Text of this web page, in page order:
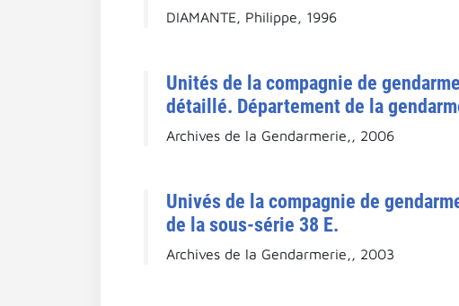
DIAMANTE, Philippe, 1996
Unités de la compagnie de
détaillé. Département de la
Archives de la Gendarmerie,, 2006
Univés de la compagnie de
de la sous-série 38 E.
Archives de la Gendarmerie,, 2003